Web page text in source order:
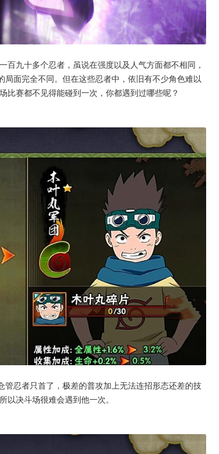
九十多个忍者，虽说在强度以及人气方面都不相同，
面完全不同。但在这些忍者中，依旧有不少角色难以
比赛都不见得能碰到一次，你都遇到过哪些呢？
忍者只首了，极差的普攻加上无法连招形态还差的技
决斗场很难会遇到他一次。